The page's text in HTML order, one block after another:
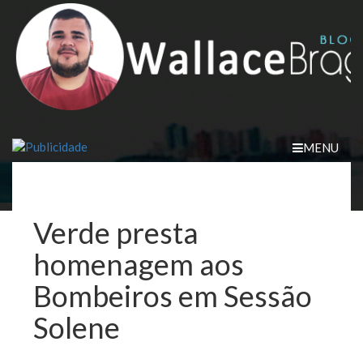
content
MENU
Verde presta
homenagem aos
Bombeiros em Sessão
Solene